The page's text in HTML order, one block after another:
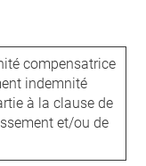
compensatrice
indemnité
à la clause de
et/ou de